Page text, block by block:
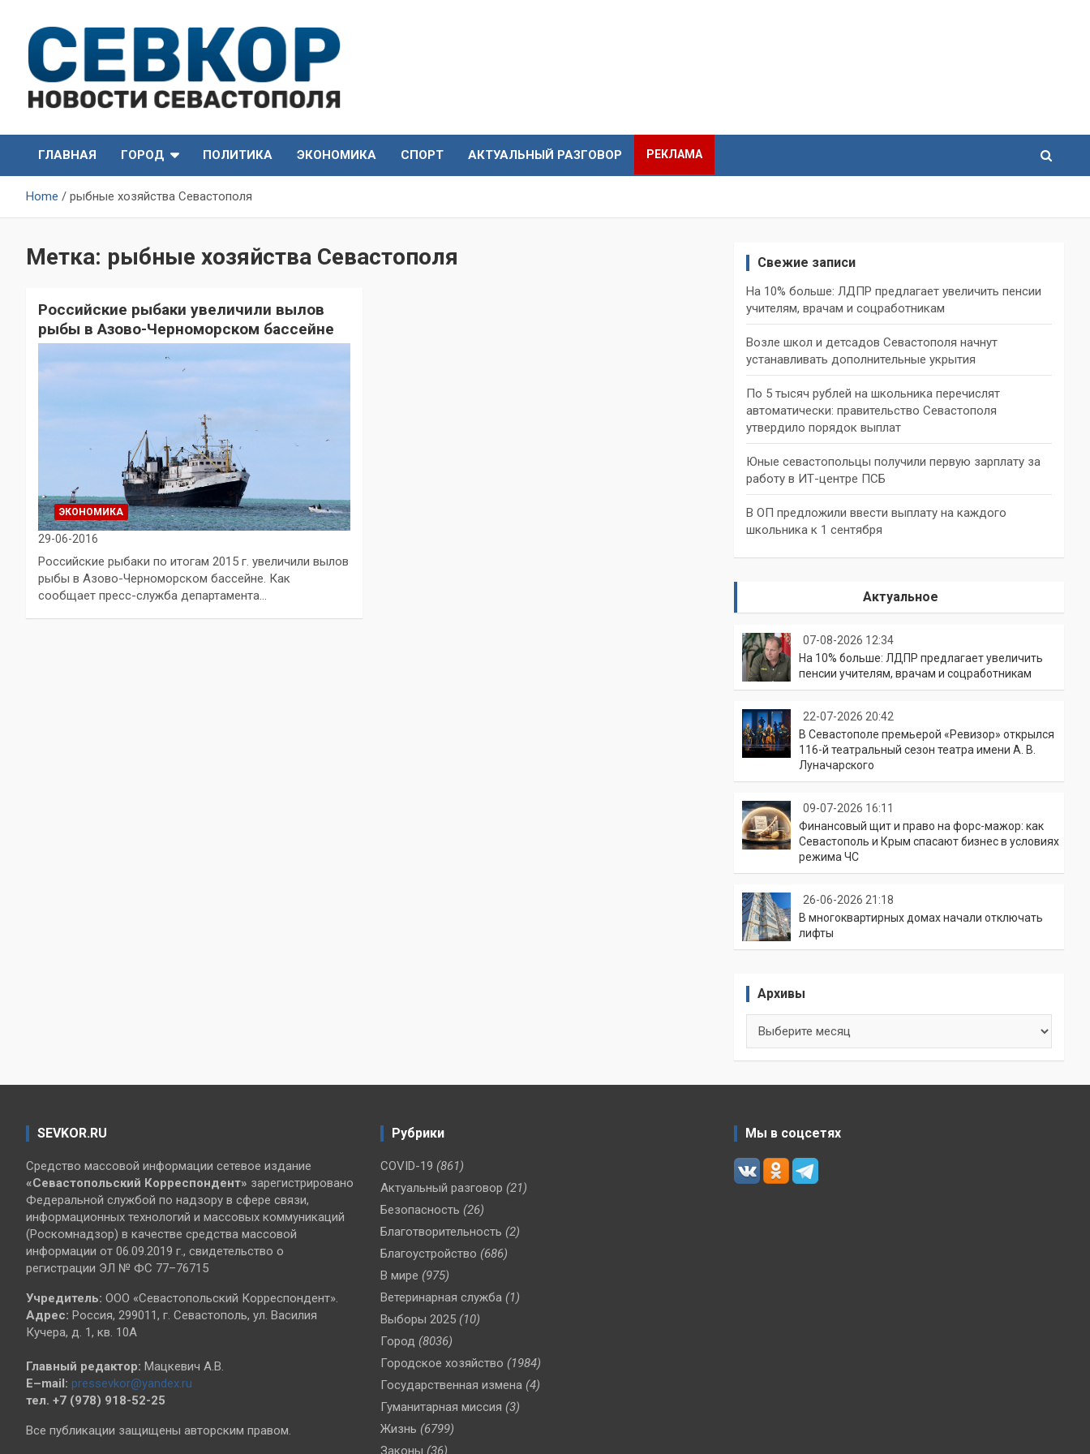
content
СевКор — Новости
Севастополя
Севастополя
ГЛАВНАЯ
ГОРОД ПОЛИТИКА ЭКОНОМИКА СПОРТ АКТУАЛЬНЫЙ РАЗГОВОР РЕКЛАМА
Home рыбные хозяйства Севастополя
Метка: рыбные хозяйства Севастополя
Российские рыбаки увеличили вылов
рыбы в Азово-Черноморском бассейне
ЭКОНОМИКА
29-06-2016
Российские рыбаки по итогам 2015 г. увеличили вылов
рыбы в Азово-Черноморском бассейне. Как
сообщает пресс-служба департамента…
Свежие записи
На 10% больше: ЛДПР предлагает увеличить пенсии
учителям, врачам и соцработникам
Возле школ и детсадов Севастополя начнут
устанавливать дополнительные укрытия
По 5 тысяч рублей на школьника перечислят
автоматически: правительство Севастополя
утвердило порядок выплат
Юные севастопольцы получили первую зарплату за
работу в ИТ-центре ПСБ
В ОП предложили ввести выплату на каждого
школьника к 1 сентября
Актуальное
07-08-2026 12:34
На 10% больше: ЛДПР предлагает увеличить
пенсии учителям, врачам и соцработникам
22-07-2026 20:42
В Севастополе премьерой «Ревизор» открылся
116-й театральный сезон театра имени А. В.
Луначарского
09-07-2026 16:11
Финансовый щит и право на форс-мажор: как
Севастополь и Крым спасают бизнес в условиях
режима ЧС
26-06-2026 21:18
В многоквартирных домах начали отключать
лифты
Архивы
SEVKOR.RU
Средство массовой информации сетевое издание
«Севастопольский Корреспондент» зарегистрировано
Федеральной службой по надзору в сфере связи,
информационных технологий и массовых коммуникаций
(Роскомнадзор) в качестве средства массовой
информации от 06.09.2019 г., свидетельство о
регистрации ЭЛ № ФС 77–76715
Учредитель: ООО «Севастопольский Корреспондент».
Адрес: Россия, 299011, г. Севастополь, ул. Василия
Кучера, д. 1, кв. 10А
Главный редактор: Мацкевич А.В.
E–mail: pressevkor@yandex.ru
тел. +7 (978) 918-52-25
Все публикации защищены авторским правом.
Рубрики
COVID-19 (861)
Актуальный разговор (21)
Безопасность (26)
Благотворительность (2)
Благоустройство (686)
В мире (975)
Ветеринарная служба (1)
Выборы 2025 (10)
Город (8036)
Городское хозяйство (1984)
Государственная измена (4)
Гуманитарная миссия (3)
Жизнь (6799)
Законы (36)
Мы в соцсетях